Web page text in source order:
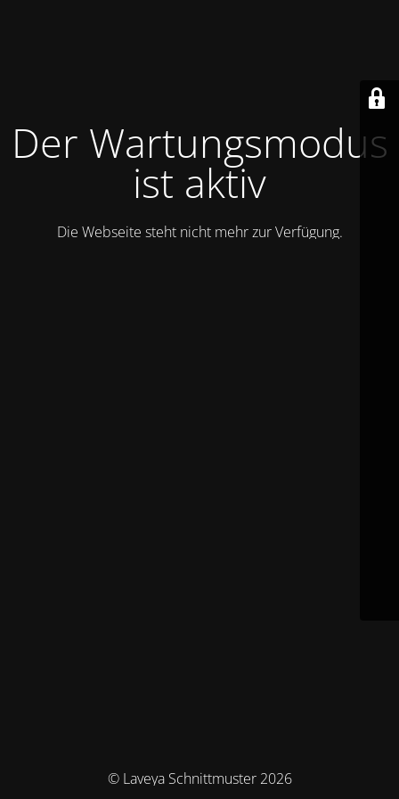
Der Wartungsmodus
ist aktiv
Die Webseite steht nicht mehr zur Verfügung.
© Laveya Schnittmuster 2026